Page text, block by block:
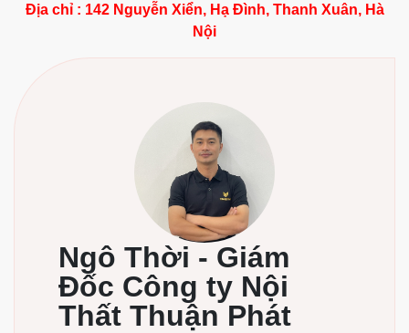
Địa chỉ : 142 Nguyễn Xiển, Hạ Đình, Thanh Xuân, Hà
Nội
Ngô Thời - Giám
Đốc Công ty Nội
Thất Thuận Phát